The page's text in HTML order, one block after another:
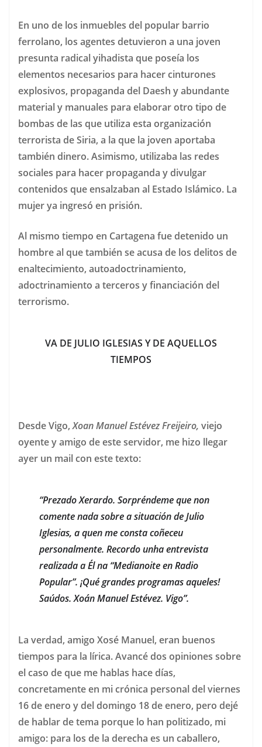
En uno de los inmuebles del popular barrio
ferrolano, los agentes detuvieron a una joven
presunta radical yihadista que poseía los
elementos necesarios para hacer cinturones
explosivos, propaganda del Daesh y abundante
material y manuales para elaborar otro tipo de
bombas de las que utiliza esta organización
terrorista de Siria, a la que la joven aportaba
también dinero. Asimismo, utilizaba las redes
sociales para hacer propaganda y divulgar
contenidos que ensalzaban al Estado Islámico. La
mujer ya ingresó en prisión.
Al mismo tiempo en Cartagena fue detenido un
hombre al que también se acusa de los delitos de
enaltecimiento, autoadoctrinamiento,
adoctrinamiento a terceros y financiación del
terrorismo.
VA DE JULIO IGLESIAS Y DE AQUELLOS
TIEMPOS
Desde Vigo,Xoan Manuel Estévez Freijeiro, viejo
oyente y amigo de este servidor, me hizo llegar
ayer un mail con este texto:
“Prezado Xerardo. Sorpréndeme que non
comente nada sobre a situación de Julio
Iglesias, a quen me consta coñeceu
personalmente. Recordo unha entrevista
realizada a Él na “Medianoite en Radio
Popular”. ¡Qué grandes programas aqueles!
Saúdos. Xoán Manuel Estévez. Vigo”.
La verdad, amigo Xosé Manuel, eran buenos
tiempos para la lírica. Avancé dos opiniones sobre
el caso de que me hablas hace días,
concretamente en mi crónica personal del viernes
16 de enero y del domingo 18 de enero, pero dejé
de hablar de tema porque lo han politizado, mi
amigo: para los de la derecha es un caballero,